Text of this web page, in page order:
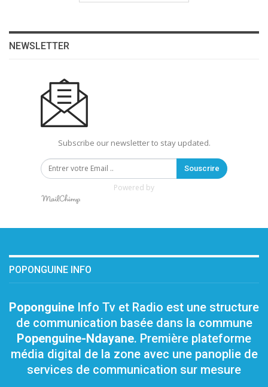
NEWSLETTER
Subscribe our newsletter to stay updated.
Souscrire
Powered by
POPONGUINE INFO
Poponguine Info Tv et Radio est une structure
de communication basée dans la commune
Popenguine-Ndayane. Première plateforme
média digital de la zone avec une panoplie de
services de communication sur mesure